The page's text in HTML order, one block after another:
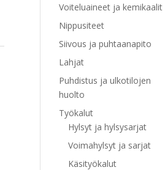
Voiteluaineet ja kemikaalit
Nippusiteet
Siivous ja puhtaanapito
Lahjat
Puhdistus ja ulkotilojen
huolto
Työkalut
Hylsyt ja hylsysarjat
Voimahylsyt ja sarjat
Käsityökalut